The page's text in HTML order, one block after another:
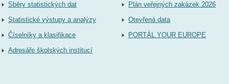
Sběry statistických dat
Statistické výstupy a analýzy
Číselníky a klasifikace
Adresáře školských institucí
Plán veřejných zakázek 2026
Otevřená data
PORTÁL YOUR EUROPE